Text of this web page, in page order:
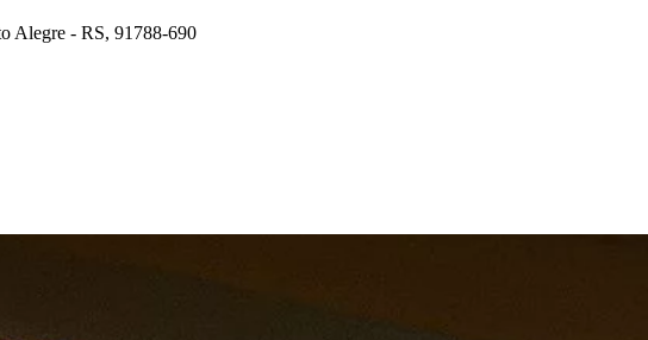
Alegre - RS, 91788-690